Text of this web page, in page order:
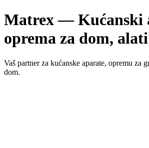
Matrex — Kućanski
oprema za dom, alati
Vaš partner za kućanske aparate, opremu za
dom.